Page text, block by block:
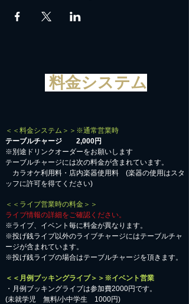
料金システム
＜＜料金システム＞＞※通常営業時
テーブルチャージ 2,000円
※別途ドリンクオーダーをお願いします
テーブルチャージには次の料金が含まれています。
カラオケ利用料・店内楽器使用料 (楽器の使用はスタ
ッフに許可を得てください)
＜＜ライブ営業時の料金＞＞
ライブ情報の詳細をご確認ください。
※ライブ、イベント毎に料金が異なります。
※投げ銭ライブ以外のライブチャージにはテーブルチャ
ージが含まれています。
※投げ銭ライブの場合はテーブルチャージを頂きます。
＜＜月例ブッキングライブ＞＞※イベント営業
・月例ブッキングライブは参加費2000円です。
​(未就学児 無料/小中学生 1000円)